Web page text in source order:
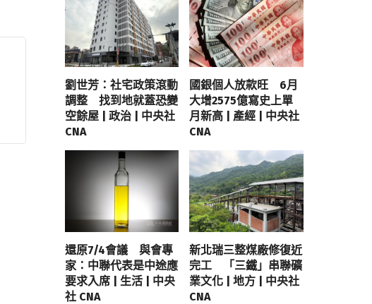
劉世芳：社宅政策滾動
調整 找到地就蓋恐變
空餘屋 | 政治 | 中央社
CNA
國銀個人放款旺 6月
大增2575億寫史上單
月新高 | 產經 | 中央社
CNA
還原7/4會議 與會專
家：中聯代表是中途應
要求入席 | 生活 | 中央
社 CNA
新北瑞三整煤廠修復近
完工 「三鐵」串聯礦
業文化 | 地方 | 中央社
CNA